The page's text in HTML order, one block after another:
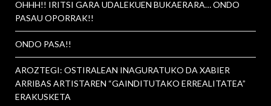
OHHH!! IRITSI GARA UDALEKUEN BUKAERARA… ONDO
PASAU OPORRAK!!
ONDO PASA!!
AROZTEGI: OSTIRALEAN INAGURATUKO DA XABIER
ARRIBAS ARTISTAREN “GAINDITUTAKO ERREALITATEA”
ERAKUSKETA